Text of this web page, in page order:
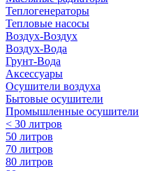
Теплогенераторы
Тепловые насосы
Воздух-Воздух
Воздух-Вода
Грунт-Вода
Аксессуары
Осушители воздуха
Бытовые осушители
Промышленные осушители
< 30 литров
50 литров
70 литров
80 литров